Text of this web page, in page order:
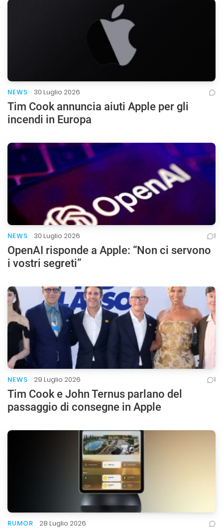
NEWS 30 Luglio 2026
Tim Cook annuncia aiuti Apple per gli
incendi in Europa
NEWS 30 Luglio 2026 1
OpenAI risponde a Apple: “Non ci servono
i vostri segreti”
NEWS 29 Luglio 2026 1
Tim Cook e John Ternus parlano del
passaggio di consegne in Apple
RUMOR 28 Luglio 2026